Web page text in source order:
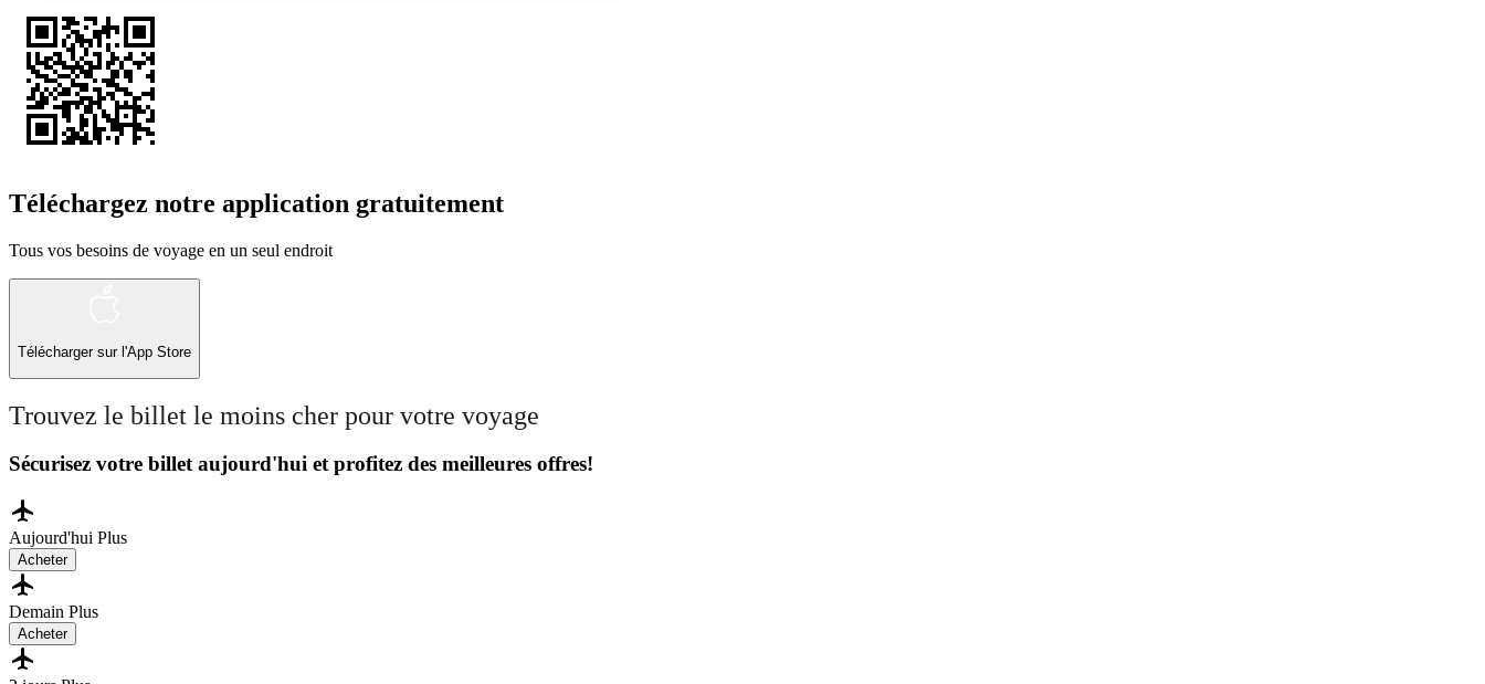
Téléchargez notre application gratuitement
Tous vos besoins de voyage en un seul endroit
Télécharger sur l'App Store
Trouvez le billet le moins cher pour votre voyage
Sécurisez votre billet aujourd'hui et profitez des meilleures offres!
Aujourd'hui Plus
Acheter
Demain Plus
Acheter